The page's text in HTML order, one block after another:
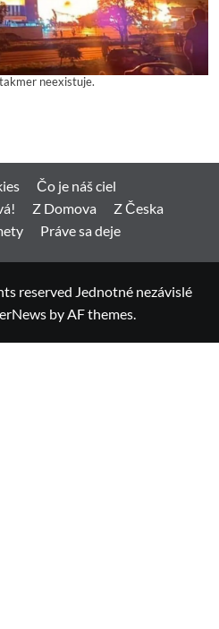
neexistuje.
Čo je náš ciel
Z Domova
Z Česka
Práve sa deje
reserved Jednotné nezávislé
by AF themes.